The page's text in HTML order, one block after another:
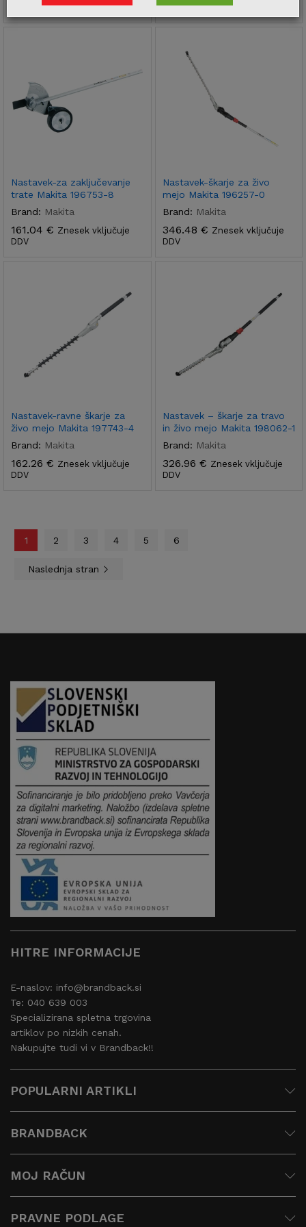
DDV
Nastavek-za zaključevanje
trate Makita 196753-8
Brand: Makita
161.04 € Znesek vključuje
DDV
Nastavek-škarje za živo
mejo Makita 196257-0
Brand: Makita
346.48 € Znesek vključuje
DDV
Nastavek-ravne škarje za
živo mejo Makita 197743-4
Brand: Makita
162.26 € Znesek vključuje
DDV
Nastavek – škarje za travo
in živo mejo Makita 198062-1
Brand: Makita
326.96 € Znesek vključuje
DDV
1 2 3 4 5 6
Naslednja stran
HITRE INFORMACIJE
E-naslov: info@brandback.si
Te: 040 639 003
Specializirana spletna trgovina
artiklov po nizkih cenah.
Nakupujte tudi vi v Brandback!!
POPULARNI ARTIKLI
BRANDBACK
MOJ RAČUN
PRAVNE PODLAGE